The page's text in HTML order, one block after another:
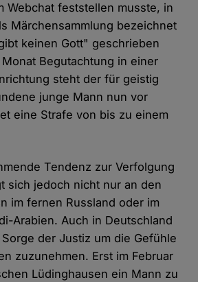
Webchat feststellen musste, in
Märchensammlung bezeichnet
keinen Gott" geschrieben
Begutachtung in einer
steht der für geistig
junge Mann nun vor
eine Strafe von bis zu einem
Tendenz zur Verfolgung
sich jedoch nicht nur an den
im fernen Russland oder im
Arabien. Auch in Deutschland
der Justiz um die Gefühle
zuzunehmen. Erst im Februar
Lüdinghausen ein Mann zu